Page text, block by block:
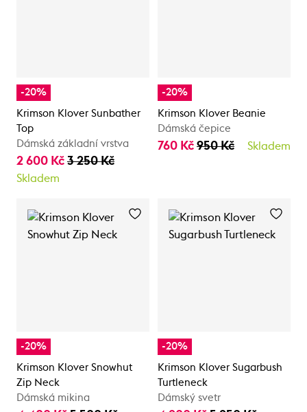
-20%
Krimson Klover Sunbather
Top
Dámská základní vrstva
2 600 Kč 3 250 Kč
Skladem
-20%
Krimson Klover Beanie
Dámská čepice
760 Kč 950 Kč Skladem
-20%
Krimson Klover Snowhut
Zip Neck
Dámská mikina
-20%
Krimson Klover Sugarbush
Turtleneck
Dámský svetr